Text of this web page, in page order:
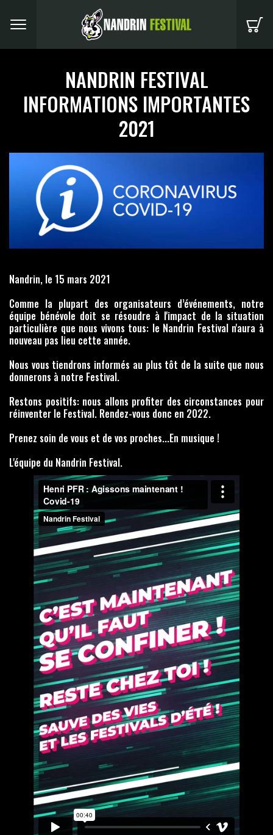
NANDRIN FESTIVAL
INFORMATIONS IMPORTANTES
2021
Nandrin, le 15 mars 2021
Comme la plupart des organisateurs d’événements, notre
équipe bénévole doit se résoudre à l'impact de la situation
particulière que nous vivons tous: le Nandrin Festival n'aura à
nouveau pas lieu cette année.
Nous vous tiendrons informés au plus tôt de la suite que nous
donnerons à notre Festival.
Restons positifs: nous allons profiter des circonstances pour
réinventer le Festival. Rendez-vous donc en 2022.
Prenez soin de vous et de vos proches...En musique !
L'équipe du Nandrin Festival.